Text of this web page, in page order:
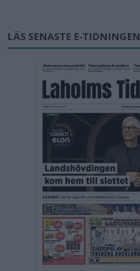
LÄS SENASTE E-TIDNINGEN